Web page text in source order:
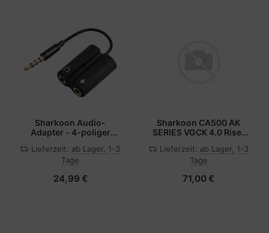
Sharkoon Audio-
Adapter - 4-poliger
Lieferzeit: ab Lager, 1-3
Tage
24,99 €
Sharkoon CA500 AK
SERIES VGCK 4.0 Riser
Lieferzeit: ab Lager, 1-3
Tage
71,00 €